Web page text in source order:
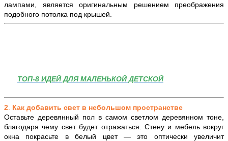
лампами, является оригинальным решением преображения
подобного потолка под крышей.
ТОП-8 ИДЕЙ ДЛЯ МАЛЕНЬКОЙ ДЕТСКОЙ
2 Как добавить свет в небольшом пространстве
Оставьте деревянный пол в самом светлом деревянном тоне,
благодаря чему свет будет отражаться. Стену и мебель вокруг
окна покрасьте в белый цвет — это оптически увеличит